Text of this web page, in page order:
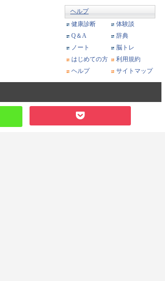
ヘルプ
健康診断
体験談
Q＆A
辞典
ノート
脳トレ
はじめての方
利用規約
ヘルプ
サイトマップ